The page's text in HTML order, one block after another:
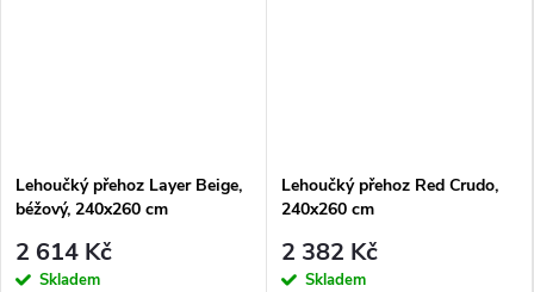
Lehoučký přehoz Layer Beige,
béžový, 240x260 cm
2 614 Kč
Skladem
Lehoučký přehoz Red Crudo,
240x260 cm
2 382 Kč
Skladem